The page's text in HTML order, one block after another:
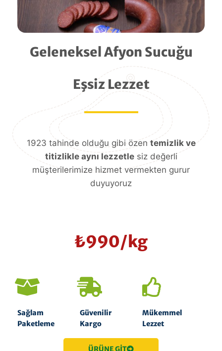
Geleneksel Afyon Sucuğu
Eşsiz Lezzet
1923 tahinde olduğu gibi özentemizlik ve
titizlikle aynı lezzetlesiz değerli
müşterilerimize hizmet vermekten gurur
duyuyoruz
₺990/kg
Sağlam
Paketleme
Güvenilir
Kargo
Mükemmel
Lezzet
ÜRÜNE GİT